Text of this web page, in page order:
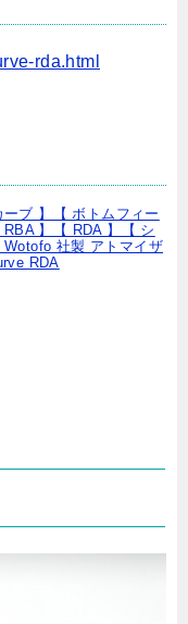
rda.html
ーブ 】【 ボトムフィー
】【 RDA 】【 シ
社製 アトマイザ
RDA